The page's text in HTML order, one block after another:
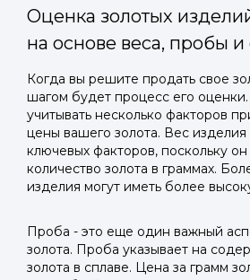
Оценка золотых
на основе веса, пробы и
Когда вы решите продать свое
шагом будет процесс его
учитывать несколько факторов
цены вашего золота. Вес изделия
ключевых факторов, поскольку
количество золота в граммах.
изделия могут иметь более
Проба - это еще один важный
золота. Проба указывает на
золота в сплаве. Цена за грамм